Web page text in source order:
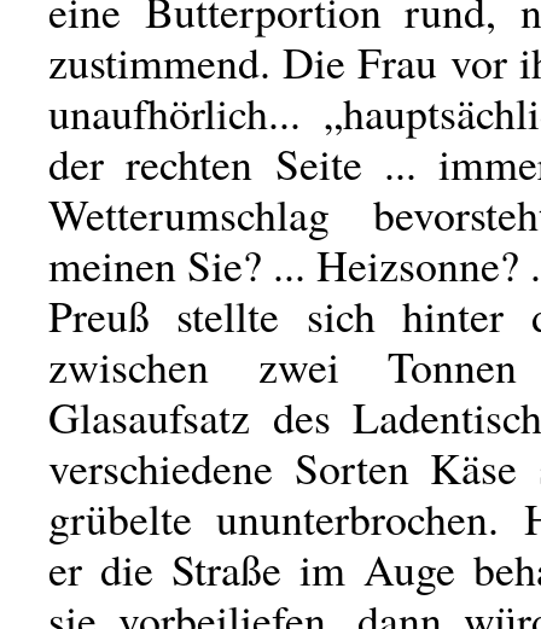
zustimmend. Die Frau vor
unaufhörlich...
der rechten Seite ...
Wetterumschlag
meinen Sie? ... Heizsonne?
Preuß stellte sich hinter
zwischen zwei
Glasaufsatz des
verschiedene Sorten Käse
grübelte ununterbrochen.
er die Straße im Auge